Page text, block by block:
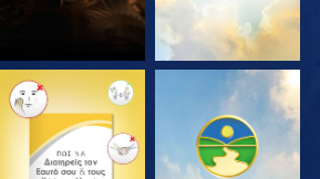
ΠΑΡΑΚΟΛΟΥΘΗΣΤΕ ΠΑΡΑΚΟΛΟΥΘΗΣΤΕ